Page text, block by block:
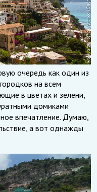
очередь как один из
на всем
в цветах и зелени,
домиками
впечатление. Думаю,
а вот однажды